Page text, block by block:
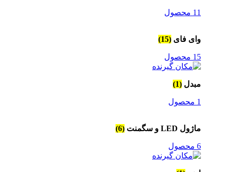
11 محصول
وای فای (15)
15 محصول
مبدل (1)
1 محصول
ماژول LED و سگمنت (6)
6 محصول